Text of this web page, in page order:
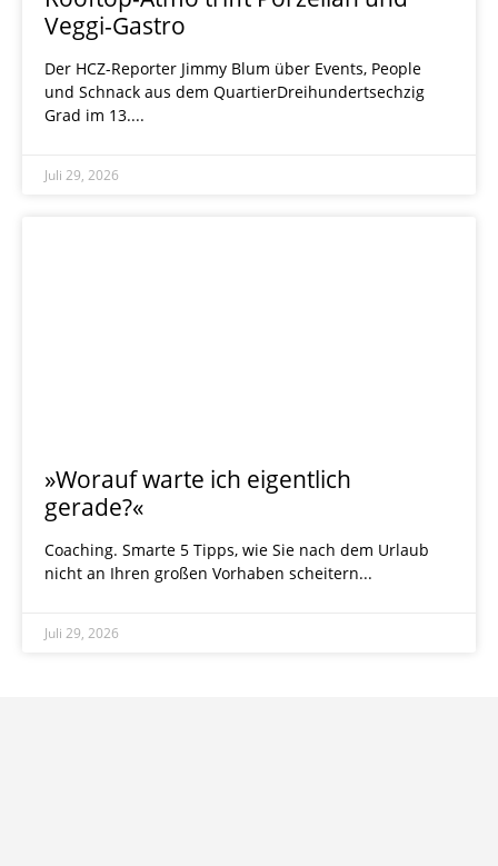
Veggi-Gastro
Der HCZ-Reporter Jimmy Blum über Events, People
und Schnack aus dem QuartierDreihundertsechzig
Grad im 13.
Juli 29, 2026
»Worauf warte ich eigentlich
gerade?«
Coaching. Smarte 5 Tipps, wie Sie nach dem Urlaub
nicht an Ihren großen Vorhaben scheitern
Juli 29, 2026